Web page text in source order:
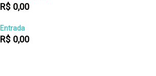
R$ 0,00
Entrada
R$ 0,00